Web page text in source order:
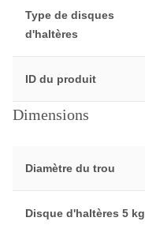
Type de disques
d'haltères
ID du produit
Dimensions
Diamètre du trou
Disque d'haltères 5 kg